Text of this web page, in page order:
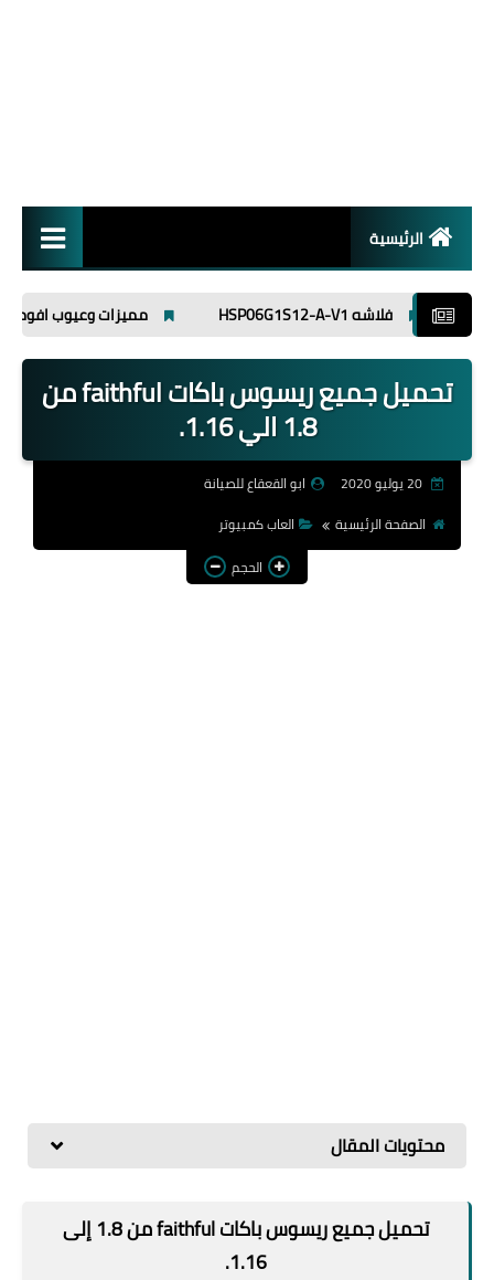
الرئيسية
انظمة تشغيل
برامج
اسلاميات
فلاشه HSP06G1S12-A-V1 مميزات وعيوب افوميتر ut89x
تحميل جميع ريسوس باكات faithful من
1.8 الي 1.16.
20 يوليو 2020
ابو القعقاع للصيانة
الصفحة الرئيسية
العاب كمبيوتر
الحجم
محتويات المقال
تحميل جميع ريسوس باكات faithful من 1.8 إلى
1.16.